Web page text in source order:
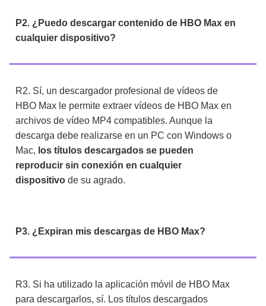
P2. ¿Puedo descargar contenido de HBO Max en
cualquier dispositivo?
R2. Sí, un descargador profesional de vídeos de
HBO Max le permite extraer vídeos de HBO Max en
archivos de vídeo MP4 compatibles. Aunque la
descarga debe realizarse en un PC con Windows o
Mac, los títulos descargados se pueden
reproducir sin conexión en cualquier
dispositivo de su agrado.
P3. ¿Expiran mis descargas de HBO Max?
R3. Si ha utilizado la aplicación móvil de HBO Max
para descargarlos, sí. Los títulos descargados